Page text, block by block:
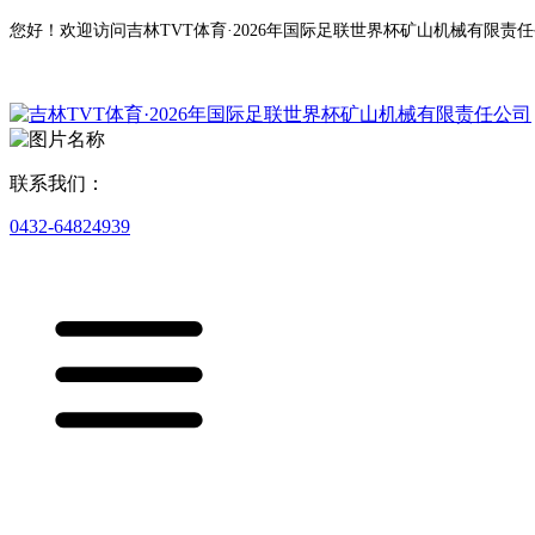
您好！欢迎访问吉林TVT体育·2026年国际足联世界杯矿山机械有限责
联系我们：
0432-64824939